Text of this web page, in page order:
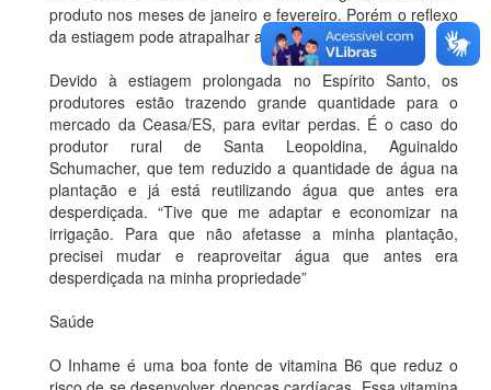
produto nos meses de janeiro e fevereiro. Porém o reflexo
da estiagem pode atrapalhar a próxima colheita”.
Devido à estiagem prolongada no Espírito Santo, os
produtores estão trazendo grande quantidade para o
mercado da Ceasa/ES, para evitar perdas. É o caso do
produtor rural de Santa Leopoldina, Aguinaldo
Schumacher, que tem reduzido a quantidade de água na
plantação e já está reutilizando água que antes era
desperdiçada. “Tive que me adaptar e economizar na
irrigação. Para que não afetasse a minha plantação,
precisei mudar e reaproveitar água que antes era
desperdiçada na minha propriedade”
Saúde
O Inhame é uma boa fonte de vitamina B6 que reduz o